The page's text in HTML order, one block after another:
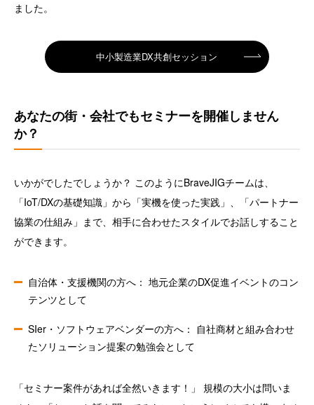
ました。
中小製造業DX共創セッション
あなたの街・会社でもセミナーを開催しません
か？
いかがでしたでしょうか？ このようにBraveJIGチームは、
「IoT/DXの基礎知識」から「実機を使った実践」、「パートナー
協業の仕組み」まで、相手に合わせたスタイルでお話しすること
ができます。
自治体・支援機関の方へ： 地元企業のDX促進イベントのコン
テンツとして
SIer・ソフトウェアベンダーの方へ： 自社商材と組み合わせ
たソリューション提案の勉強会として
「セミナー案件があれば全然いきます！」 規模の大小は問いま